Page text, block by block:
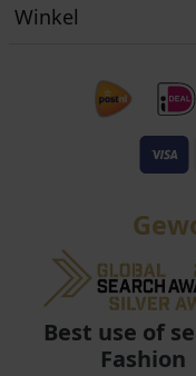
Winkel
Best use of
Fashion